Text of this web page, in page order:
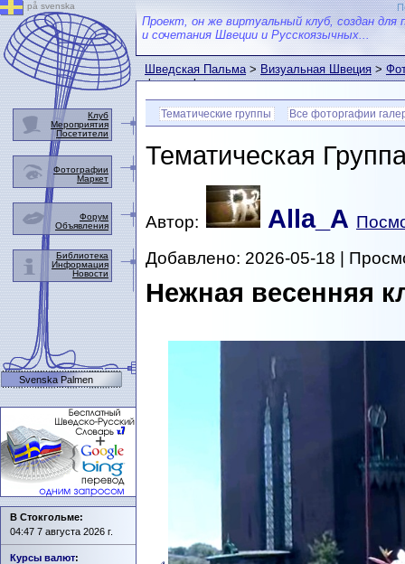
Проект, он же виртуальный клуб, создан для
и сочетания Швеции и Русскоязычных...
Шведская Пальма>Визуальная Швеция>
фотографии
Тематические группы Все фоторгафии
Тематическая
Автор: Alla_A
Добавлено: 2026-05-18 |
Нежная весенняя
på svenska
Клуб
Мероприятия
Посетители
Фотографии
Маркет
Форум
Объявления
Библиотека
Информация
Новости
Svenska Palmen
В Стокгольме:
04:47 7 августа 2026 г.
Курсы валют: